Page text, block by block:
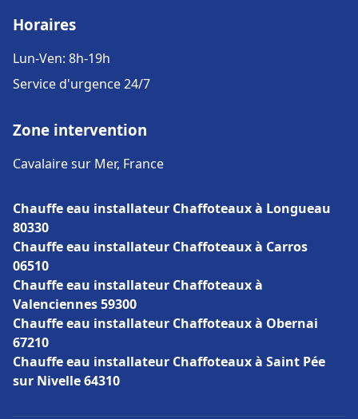
Horaires
Lun-Ven: 8h-19h
Service d'urgence 24/7
Zone intervention
Cavalaire sur Mer, France
Chauffe eau installateur Chaffoteaux à Longueau
80330
Chauffe eau installateur Chaffoteaux à Carros
06510
Chauffe eau installateur Chaffoteaux à
Valenciennes 59300
Chauffe eau installateur Chaffoteaux à Obernai
67210
Chauffe eau installateur Chaffoteaux à Saint Pée
sur Nivelle 64310